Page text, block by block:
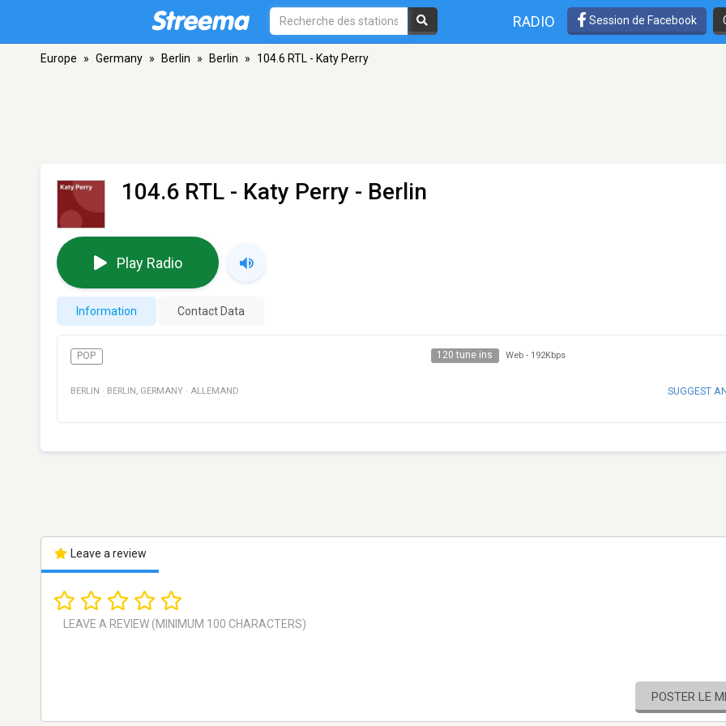
RADIO Session de Facebook
Europe » Germany » Berlin » Berlin » 104.6 RTL - Katy Perry
104.6 RTL - Katy Perry - Berlin
Play Radio
Information Contact Data
POP 120 tune ins Web - 192Kbps
BERLIN · BERLIN , GERMANY · ALLEMAND SUGGEST
Leave a review
POSTER LE